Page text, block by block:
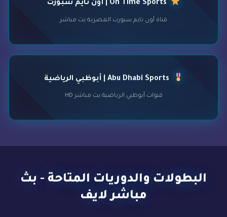
قناة أون تايم سبورت المصرية بث مباشر
قنوات أبوظبي الرياضية بث مباشر HD
البطولات والدوريات المتاحة - بث
مباشر لايف